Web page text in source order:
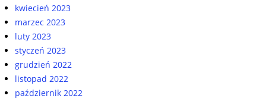
kwiecień 2023
marzec 2023
luty 2023
styczeń 2023
grudzień 2022
listopad 2022
październik 2022